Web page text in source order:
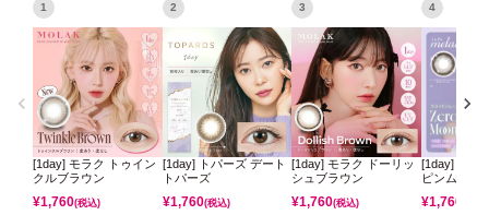
1
[1day] モラク トゥイン
クルブラウン
¥1,760(税込)
2
[1day] トパーズ デート
トパーズ
¥1,760(税込)
3
[1day] モラク ドーリッ
シュブラウン
¥1,760(税込)
4
[1day] ミレ
ピンムーン
¥1,760